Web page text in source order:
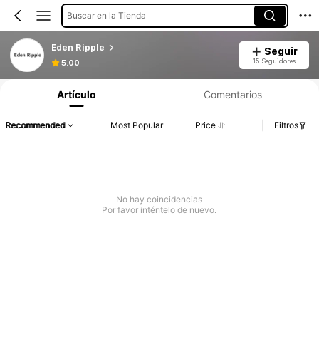
Buscar en la Tienda
Eden Ripple
5.00
Seguir
15 Seguidores
Artículo Comentarios
Recommended Most Popular Price Filtros
No hay coincidencias
Por favor inténtelo de nuevo.